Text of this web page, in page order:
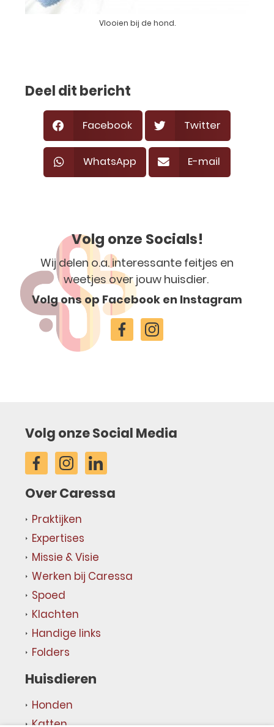
Vlooien bij de hond.
Deel dit bericht
Facebook Twitter
WhatsApp E-mail
Volg onze Socials!
Wij delen o.a. interessante feitjes en
weetjes over jouw huisdier.
Volg ons op Facebook en Instagram
Volg onze Social Media
Over Caressa
Praktijken
Expertises
Missie & Visie
Werken bij Caressa
Spoed
Klachten
Handige links
Folders
Huisdieren
Honden
Katten